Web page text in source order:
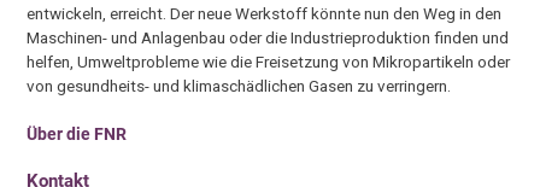
entwickeln, erreicht. Der neue Werkstoff könnte nun den Weg in den
Maschinen- und Anlagenbau oder die Industrieproduktion finden und
helfen, Umweltprobleme wie die Freisetzung von Mikropartikeln oder
von gesundheits- und klimaschädlichen Gasen zu verringern.
Über die FNR
Kontakt